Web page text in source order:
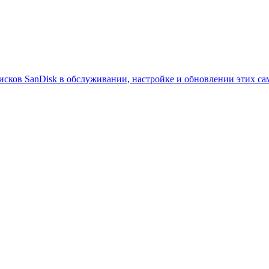
SanDisk в обслуживании, настройке и обновлении